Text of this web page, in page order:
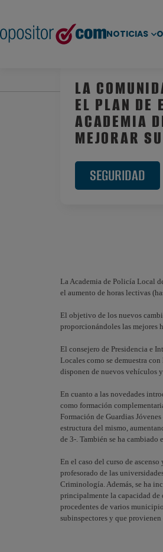
NOTICIAS
Inicio / Noticias/
LA
EL PLAN DE
ACADEMIA
MEJORAR
SEGURIDAD
La Academia de Policía Local
el aumento de horas lectivas
El objetivo de los nuevos
proporcionándoles las mejores
El consejero de Presidencia e
Locales como se demuestra
disponen de nuevos vehículos
En cuanto a las novedades
como formación
Formación de Guardias
estructura del mismo,
de 3-. También se ha cambiado
En el caso del curso de
profesorado de las
Criminología. Además, se ha
principalmente la capacidad de
procedentes de varios
subinspectores y que